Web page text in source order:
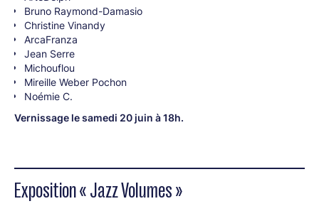
Bruno Raymond-Damasio
Christine Vinandy
ArcaFranza
Jean Serre
Michouflou
Mireille Weber Pochon
Noémie C.
Vernissage le samedi 20 juin à 18h.
Exposition « Jazz Volumes »